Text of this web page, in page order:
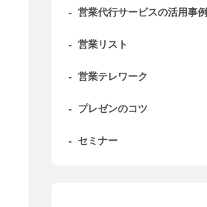
- 営業代行サービスの活用事例
- 営業リスト
- 営業テレワーク
- プレゼンのコツ
- セミナー